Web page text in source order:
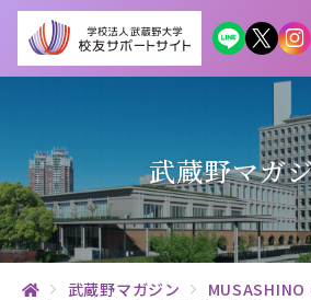
知 る
校友サポートサイトとは
母校について
武蔵野マガ
武蔵野マガジン
MUSASHINO